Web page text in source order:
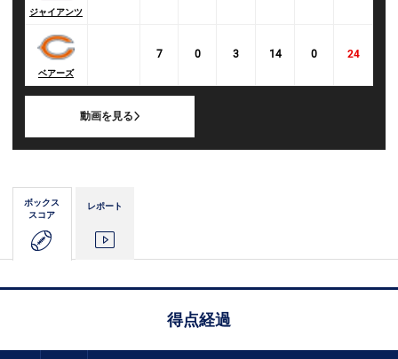
ジャイアンツ
ベアーズ
7 0 3 14 0 24
動画を見る
ボックス
スコア
レポート
得点経過